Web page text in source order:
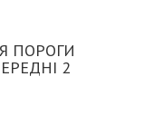
ПОРОГИ
2